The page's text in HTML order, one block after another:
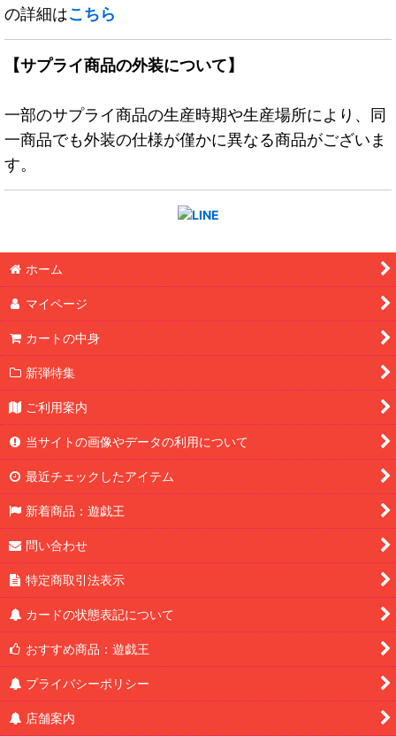
の詳細はこちら
【サプライ商品の外装について】
一部のサプライ商品の生産時期や生産場所により、同
一商品でも外装の仕様が僅かに異なる商品がございま
す。
ホーム
マイページ
カートの中身
新弾特集
ご利用案内
当サイトの画像やデータの利用について
最近チェックしたアイテム
新着商品：遊戯王
問い合わせ
特定商取引法表示
カードの状態表記について
おすすめ商品：遊戯王
プライバシーポリシー
店舗案内